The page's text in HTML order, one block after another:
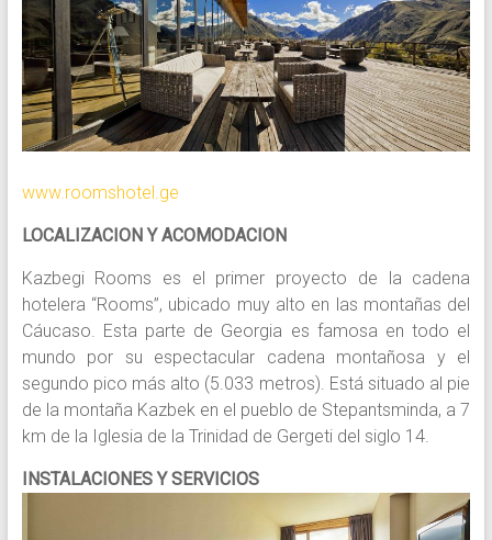
www.roomshotel.ge
LOCALIZACION Y ACOMODACION
Kazbegi Rooms es el primer proyecto de la cadena
hotelera “Rooms”, ubicado muy alto en las montañas del
Cáucaso. Esta parte de Georgia es famosa en todo el
mundo por su espectacular cadena montañosa y el
segundo pico más alto (5.033 metros). Está situado al pie
de la montaña Kazbek en el pueblo de Stepantsminda, a 7
km de la Iglesia de la Trinidad de Gergeti del siglo 14.
INSTALACIONES Y SERVICIOS